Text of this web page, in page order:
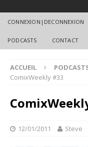
CONNEXION|DECONNEXION
PODCASTS CONTACT
ACCUEIL
ComixWeekly #33
12/01/2011 Steve